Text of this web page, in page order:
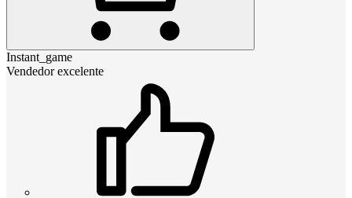
Instant_game
Vendedor excelente